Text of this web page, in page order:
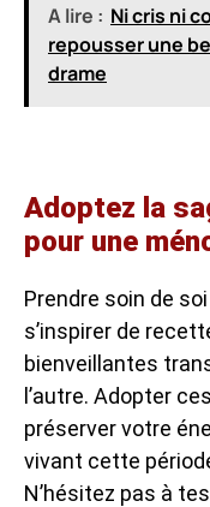
A lire : Ni cris ni
repousser une
drame
Adoptez la
pour une
Prendre soin de
s’inspirer de
bienveillantes
l’autre. Adopter
préserver votre
vivant cette
N’hésitez pas à